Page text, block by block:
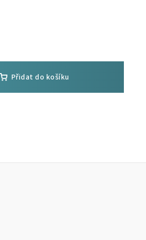
Přidat do košíku